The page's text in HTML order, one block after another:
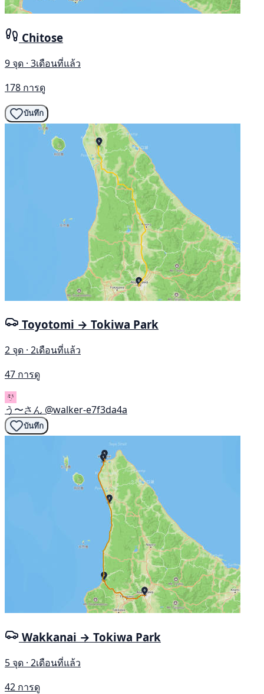
Chitose
9 จุด · 3เดือนที่แล้ว
178 การดู
บันทึก
Toyotomi → Tokiwa Park
2 จุด · 2เดือนที่แล้ว
47 การดู
う〜さん @walker-e7f3da4a
บันทึก
Wakkanai → Tokiwa Park
5 จุด · 2เดือนที่แล้ว
42 การดู